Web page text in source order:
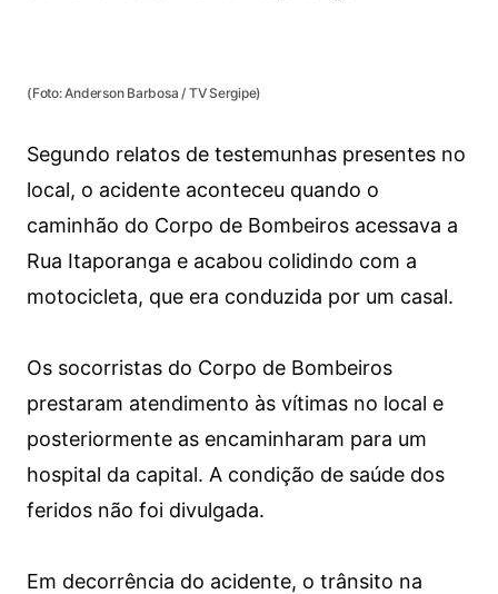
(Foto: Anderson Barbosa / TV Sergipe)
Segundo relatos de testemunhas presentes no
local, o acidente aconteceu quando o
caminhão do Corpo de Bombeiros acessava a
Rua Itaporanga e acabou colidindo com a
motocicleta, que era conduzida por um casal.
Os socorristas do Corpo de Bombeiros
prestaram atendimento às vítimas no local e
posteriormente as encaminharam para um
hospital da capital. A condição de saúde dos
feridos não foi divulgada.
Em decorrência do acidente, o trânsito na